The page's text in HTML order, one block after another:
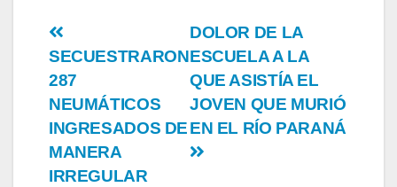
Post
navigation
DOLOR DE LA
ESCUELA A LA
QUE ASISTÍA EL
JOVEN QUE MURIÓ
EN EL RÍO PARANÁ
SECUESTRARON
287
NEUMÁTICOS
INGRESADOS DE
MANERA
IRREGULAR